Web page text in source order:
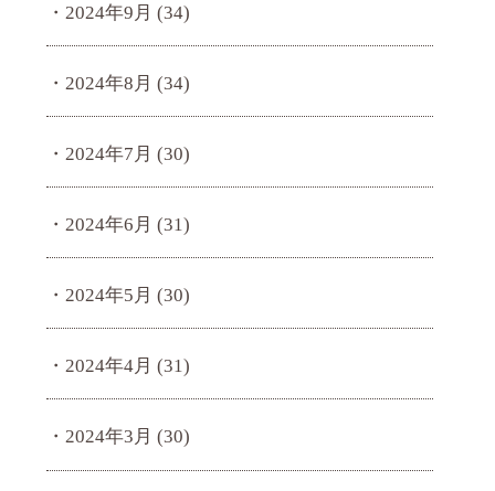
2024年9月 (34)
2024年8月 (34)
2024年7月 (30)
2024年6月 (31)
2024年5月 (30)
2024年4月 (31)
2024年3月 (30)